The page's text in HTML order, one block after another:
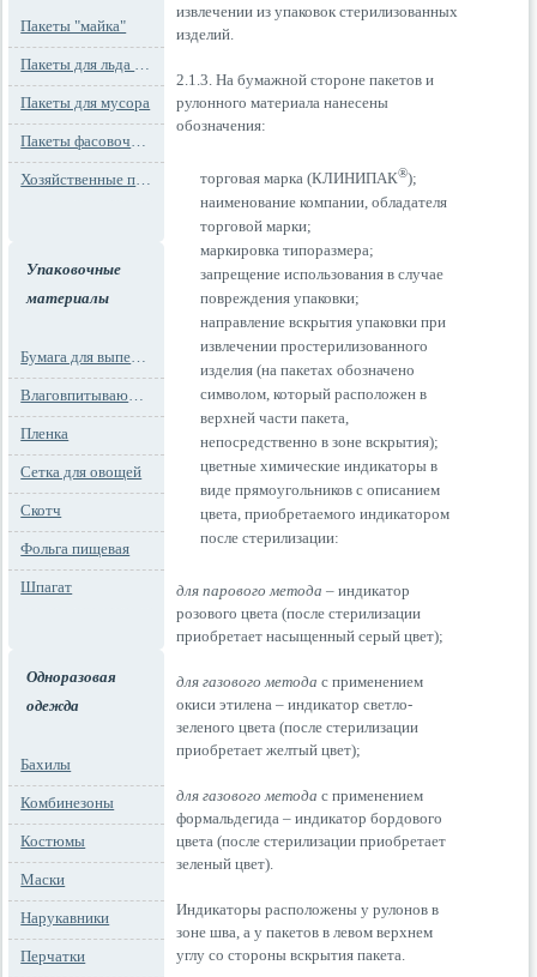
Пакеты "майка"
Пакеты для льда и заморозки
Пакеты для мусора
Пакеты фасовочные
Хозяйственные пакеты
Упаковочные
материалы
Бумага для выпечки
Влаговпитывающие вкладыши
Пленка
Сетка для овощей
Скотч
Фольга пищевая
Шпагат
Одноразовая
одежда
Бахилы
Комбинезоны
Костюмы
Маски
Нарукавники
Перчатки
извлечении из упаковок стерилизованных
изделий.
2.1.3. На бумажной стороне пакетов и
рулонного материала нанесены
обозначения:
торговая марка (КЛИНИПАК®);
наименование компании, обладателя
торговой марки;
маркировка типоразмера;
запрещение использования в случае
повреждения упаковки;
направление вскрытия упаковки при
извлечении простерилизованного
изделия (на пакетах обозначено
символом, который расположен в
верхней части пакета,
непосредственно в зоне вскрытия);
цветные химические индикаторы в
виде прямоугольников с описанием
цвета, приобретаемого индикатором
после стерилизации:
для парового метода – индикатор
розового цвета (после стерилизации
приобретает насыщенный серый цвет);
для газового метода с применением
окиси этилена – индикатор светло-
зеленого цвета (после стерилизации
приобретает желтый цвет);
для газового метода с применением
формальдегида – индикатор бордового
цвета (после стерилизации приобретает
зеленый цвет).
Индикаторы расположены у рулонов в
зоне шва, а у пакетов в левом верхнем
углу со стороны вскрытия пакета.